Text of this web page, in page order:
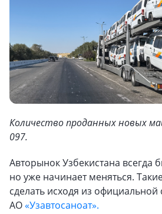
Количество проданных новых
097.
Авторынок Узбекистана всегда
но уже начинает меняться.
сделать исходя из официальной
АО«Узавтосаноат».